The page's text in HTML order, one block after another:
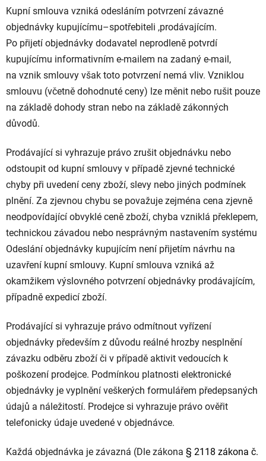
Kupní smlouva vzniká odesláním potvrzení závazné
objednávky kupujícímu–spotřebiteli ,prodávajícím.
Po přijetí objednávky dodavatel neprodleně potvrdí
kupujícímu informativním e-mailem na zadaný e-mail,
na vznik smlouvy však toto potvrzení nemá vliv. Vzniklou
smlouvu (včetně dohodnuté ceny) lze měnit nebo rušit pouze
na základě dohody stran nebo na základě zákonných
důvodů.
Prodávající si vyhrazuje právo zrušit objednávku nebo
odstoupit od kupní smlouvy v případě zjevné technické
chyby při uvedení ceny zboží, slevy nebo jiných podmínek
plnění. Za zjevnou chybu se považuje zejména cena zjevně
neodpovídající obvyklé ceně zboží, chyba vzniklá překlepem,
technickou závadou nebo nesprávným nastavením systému
Odeslání objednávky kupujícím není přijetím návrhu na
uzavření kupní smlouvy. Kupní smlouva vzniká až
okamžikem výslovného potvrzení objednávky prodávajícím,
případně expedicí zboží.
Prodávající si vyhrazuje právo odmítnout vyřízení
objednávky především z důvodu reálné hrozby nesplnění
závazku odběru zboží či v případě aktivit vedoucích k
poškození prodejce. Podmínkou platnosti elektronické
objednávky je vyplnění veškerých formulářem předepsaných
údajů a náležitostí. Prodejce si vyhrazuje právo ověřit
telefonicky údaje uvedené v objednávce.
Každá objednávka je závazná (Dle zákona § 2118 zákona č.